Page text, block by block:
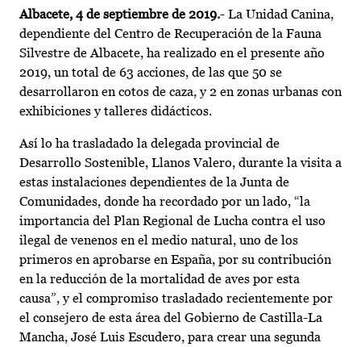
Albacete, 4 de septiembre de 2019.- La Unidad Canina,
dependiente del Centro de Recuperación de la Fauna
Silvestre de Albacete, ha realizado en el presente año
2019, un total de 63 acciones, de las que 50 se
desarrollaron en cotos de caza, y 2 en zonas urbanas con
exhibiciones y talleres didácticos.
Así lo ha trasladado la delegada provincial de
Desarrollo Sostenible, Llanos Valero, durante la visita a
estas instalaciones dependientes de la Junta de
Comunidades, donde ha recordado por un lado, “la
importancia del Plan Regional de Lucha contra el uso
ilegal de venenos en el medio natural, uno de los
primeros en aprobarse en España, por su contribución
en la reducción de la mortalidad de aves por esta
causa”, y el compromiso trasladado recientemente por
el consejero de esta área del Gobierno de Castilla-La
Mancha, José Luis Escudero, para crear una segunda